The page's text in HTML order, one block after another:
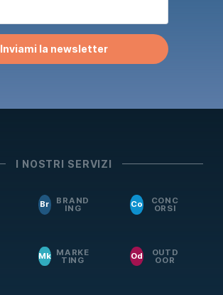
Inviami la newsletter
I NOSTRI SERVIZI
Br BRAND
ING Co CONC
ORSI
Mk MARKE
TING Od OUTD
OOR